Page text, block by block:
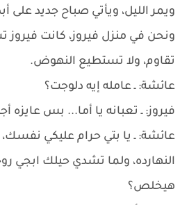
ويمر الليل، ويأتي صباح جديد على
ونحن في منزل فيروز، كانت فيروز
تقاوم، ولا تستطيع النهوض.
عائشة: ـ عامله إيه دلوجت؟
فيروز: ـ تعبانه يا أما... بس
عائشة: ـ يا بتي حرام عليكي نفسك،
النهارده، ولما تشدي حيلك ابجي
هيخلص؟